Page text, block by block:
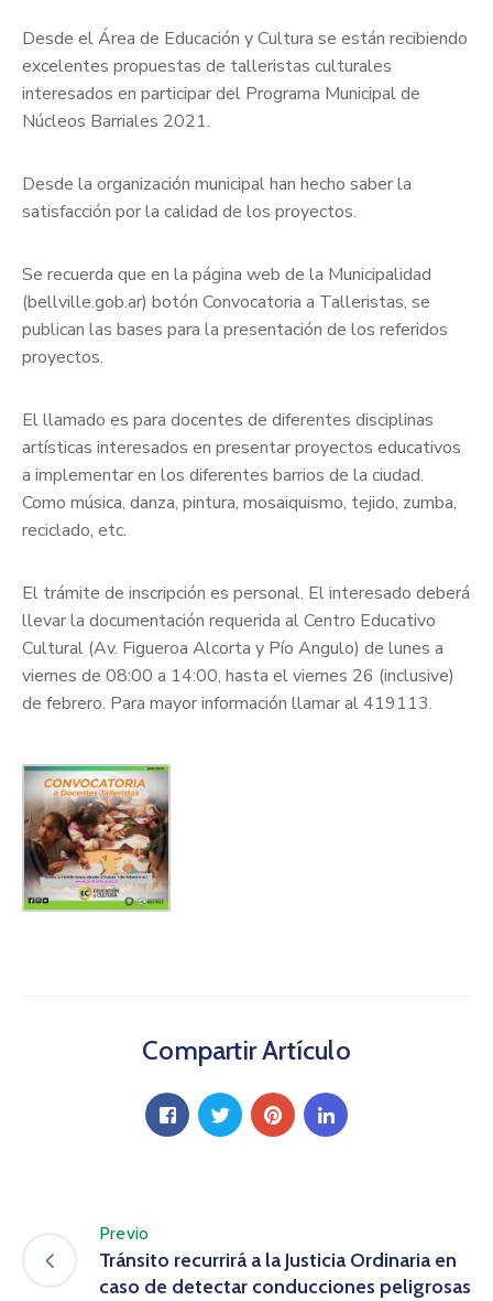
Desde el Área de Educación y Cultura se están recibiendo
excelentes propuestas de talleristas culturales
interesados en participar del Programa Municipal de
Núcleos Barriales 2021.
Desde la organización municipal han hecho saber la
satisfacción por la calidad de los proyectos.
Se recuerda que en la página web de la Municipalidad
(bellville.gob.ar) botón Convocatoria a Talleristas, se
publican las bases para la presentación de los referidos
proyectos.
El llamado es para docentes de diferentes disciplinas
artísticas interesados en presentar proyectos educativos
a implementar en los diferentes barrios de la ciudad.
Como música, danza, pintura, mosaiquismo, tejido, zumba,
reciclado, etc.
El trámite de inscripción es personal. El interesado deberá
llevar la documentación requerida al Centro Educativo
Cultural (Av. Figueroa Alcorta y Pío Angulo) de lunes a
viernes de 08:00 a 14:00, hasta el viernes 26 (inclusive)
de febrero. Para mayor información llamar al 419113.
Compartir Artículo
Previo
Tránsito recurrirá a la Justicia Ordinaria en
caso de detectar conducciones peligrosas